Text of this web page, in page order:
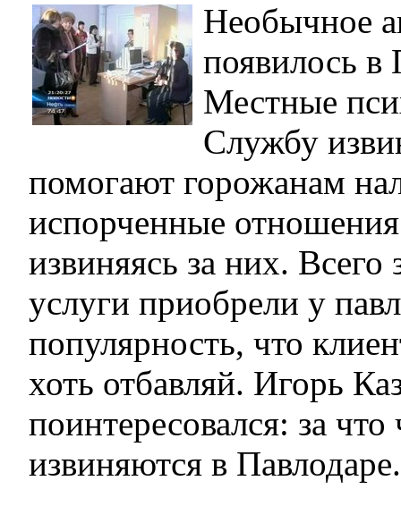
Необычное
появилось в
Местные
Службу
помогают горожанам
испорченные
извиняясь за них. Всего
услуги приобрели у
популярность, что
хоть отбавляй. Игорь
поинтересовался: за что
извиняются в Павлодаре.